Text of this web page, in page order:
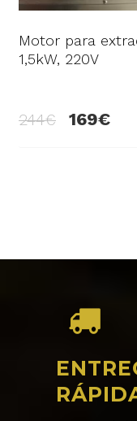
Motor para
1,5kW, 220V
244 169